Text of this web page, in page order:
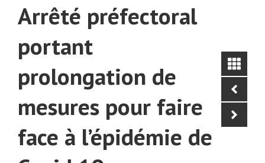
Arrêté préfectoral
portant
prolongation de
mesures pour faire
face à l’épidémie de